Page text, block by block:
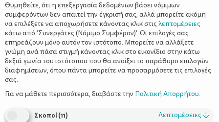
DIY: Τυχερά Πασχαλινά Αυγά!
Θυμηθείτε, ότι η επεξεργασία δεδομένων βάσει νόμιμων
συμφερόντων δεν απαιτεί την έγκρισή σας, αλλά μπορείτε ακόμη
να επιλέξετε να αποχωρήσετε κάνοντας κλικ στις λεπτομέρειες
κάτω από 'Συνεργάτες (Νόμιμο Συμφέρον)'. Οι επιλογές σας
επηρεάζουν μόνο αυτόν τον ιστότοπο. Μπορείτε να αλλάξετε
γνώμη ανά πάσα στιγμή κάνοντας κλικ στο εικονίδιο στην κάτω
δεξιά γωνία του ιστότοπου που θα ανοίξει το παράθυρο επιλογών
διαφημίσεων, όπου πάντα μπορείτε να προσαρμόσετε τις επιλογές
σας.
Για να μάθετε περισσότερα, διαβάστε την Πολιτική Απορρήτου.
Σκοποί(11) Λεπτομέρειες ↓